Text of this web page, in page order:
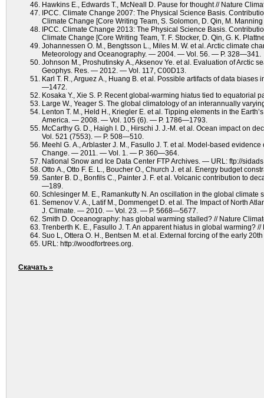
Hawkins E., Edwards T., McNeall D. Pause for thought // Nature
IPCC. Climate Change 2007: The Physical Science Basis.
Climate Change [Core Writing Team, S. Solomon, D. Qin, M.
IPCC. Climate Change 2013: The Physical Science Basis.
Climate Change [Core Writing Team, T. F. Stocker, D. Qin, G. K.
Johannessen O. M., Bengtsson L., Miles M. W. et al. Arctic climate
Meteorology and Oceanography. — 2004. — Vol. 56. — P. 328—341.
Johnson М., Proshutinsky A., Aksenov Ye. et al. Evaluation of Arctic
Geophys. Res. — 2012. — Vol. 117, C00D13.
Karl T. R., Arguez A., Huang B. et al. Possible artifacts of data
—1472.
Kosaka Y., Xie S. P. Recent global-warming hiatus tied to
Large W., Yeager S. The global climatology of an interannually
Lenton T. M., Held H., Kriegler E. et al. Tipping elements in the
America. — 2008. — Vol. 105 (6). — P. 1786—1793.
McCarthy G. D., Haigh I. D., Hirschi J. J.-M. et al. Ocean impact on
Vol. 521 (7553). — P. 508—510.
Meehl G. A., Arblaster J. M., Fasullo J. T. et al. Model-based
Change. — 2011. — Vol. 1. — P. 360—364.
National Snow and Ice Data Center FTP Archives. — URL: ftp://
Otto A., Otto F. E. L., Boucher O., Church J. et al. Energy budget
Santer B. D., Bonfils C., Painter J. F. et al. Volcanic contribution to
—189.
Schlesinger M. E., Ramankutty N. An oscillation in the global
Semenov V. A., Latif M., Dommenget D. et al. The Impact of North
J. Climate. — 2010. — Vol. 23. — P. 5668—5677.
Smith D. Oceanography: has global warming stalled? // Nature
Trenberth K. E., Fasullo J. T. An apparent hiatus in global
Suo L, Ottera O. H., Bentsen M. et al. External forcing of the early
URL: http://woodfortrees.org.
Скачать »